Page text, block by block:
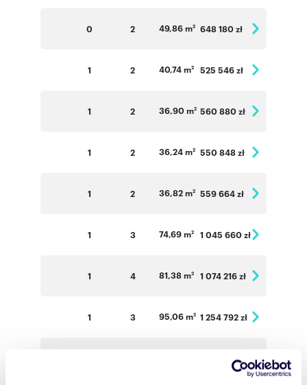
0 2 49,86 m2 648 180 zł
1 2 40,74 m2 525 546 zł
1 2 36,90 m2 560 880 zł
1 2 36,24 m2 550 848 zł
1 2 36,82 m2 559 664 zł
1 3 74,69 m2 1 045 660 zł
1 4 81,38 m2 1 074 216 zł
1 3 95,06 m2 1 254 792 zł
557 080 zł